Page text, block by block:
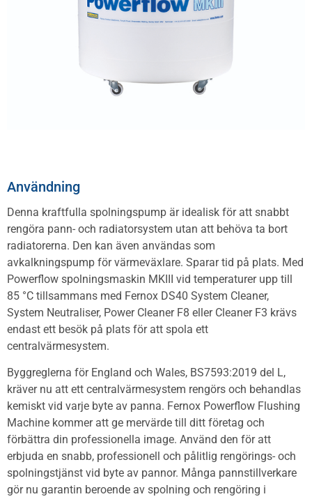
Användning
Denna kraftfulla spolningspump är idealisk för att snabbt
rengöra pann- och radiatorsystem utan att behöva ta bort
radiatorerna. Den kan även användas som
avkalkningspump för värmeväxlare. Sparar tid på plats. Med
Powerflow spolningsmaskin MKIII vid temperaturer upp till
85 °C tillsammans med Fernox DS40 System Cleaner,
System Neutraliser, Power Cleaner F8 eller Cleaner F3 krävs
endast ett besök på plats för att spola ett
centralvärmesystem.
Byggreglerna för England och Wales, BS7593:2019 del L,
kräver nu att ett centralvärmesystem rengörs och behandlas
kemiskt vid varje byte av panna. Fernox Powerflow Flushing
Machine kommer att ge mervärde till ditt företag och
förbättra din professionella image. Använd den för att
erbjuda en snabb, professionell och pålitlig rengörings- och
spolningstjänst vid byte av pannor. Många pannstillverkare
gör nu garantin beroende av spolning och rengöring i